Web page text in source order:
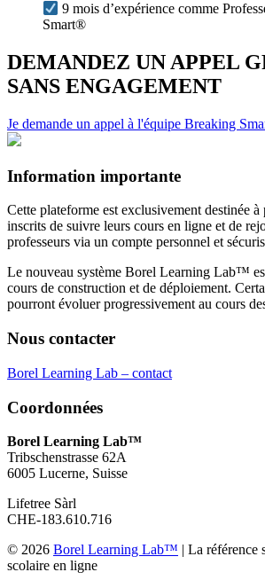
9 mois d’expérience comme
Smart®
DEMANDEZ UN APPEL
SANS ENGAGEMENT
Je demande un appel à l'équipe Breaking
Information importante
Cette plateforme est exclusivement destinée à
inscrits de suivre leurs cours en ligne et de
professeurs via un compte personnel et
Le nouveau système Borel Learning Lab™
cours de construction et de déploiement.
pourront évoluer progressivement au cours
Nous contacter
Borel Learning Lab – contact
Coordonnées
Borel Learning Lab™
Tribschenstrasse 62A
6005 Lucerne, Suisse
Lifetree Sàrl
CHE-183.610.716
© 2026 Borel Learning Lab™ | La référence
scolaire en ligne